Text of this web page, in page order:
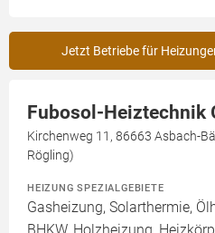
Jetzt Betriebe für
Fubosol-Heiztechnik
Kirchenweg 11, 86663 Asbach-
Rögling)
HEIZUNG SPEZIALGEBIETE
Gasheizung, Solarthermie,